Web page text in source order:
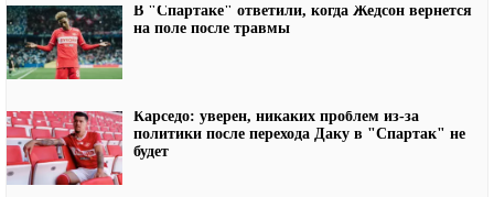
В "Спартаке" ответили, когда Жедсон вернется
на поле после травмы
Карседо: уверен, никаких проблем из-за
политики после перехода Даку в "Спартак" не
будет